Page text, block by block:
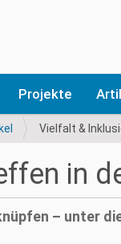
Projekte
Vielfalt &
in
– unter